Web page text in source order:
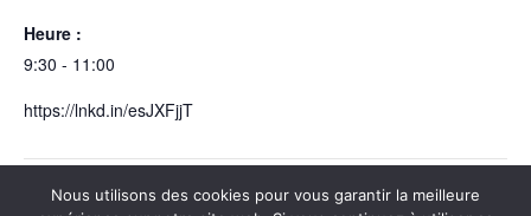
Heure :
9:30 - 11:00
https://lnkd.in/esJXFjjT
Formalab Masterclass pratique : Le levier de choix pour votre
Nous utilisons des cookies pour vous garantir la meilleure